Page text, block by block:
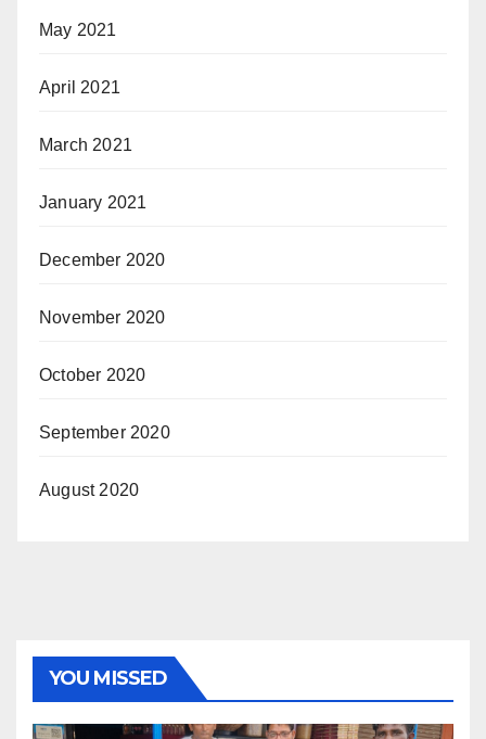
May 2021
April 2021
March 2021
January 2021
December 2020
November 2020
October 2020
September 2020
August 2020
YOU MISSED